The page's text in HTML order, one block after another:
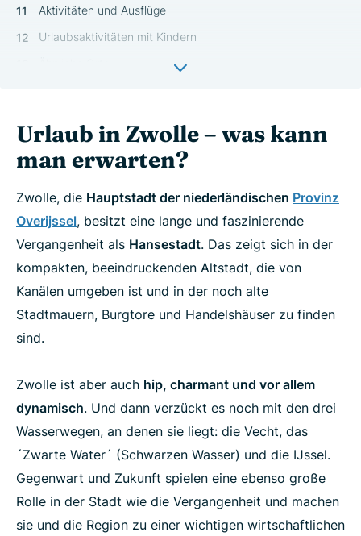
Aktivitäten und Ausflüge
Urlaubsaktivitäten mit Kindern
Urlaub in Zwolle – was kann
man erwarten?
Zwolle, die Hauptstadt der niederländischen Provinz
Overijssel, besitzt eine lange und faszinierende
Vergangenheit als Hansestadt. Das zeigt sich in der
kompakten, beeindruckenden Altstadt, die von
Kanälen umgeben ist und in der noch alte
Stadtmauern, Burgtore und Handelshäuser zu finden
sind.
Zwolle ist aber auch hip, charmant und vor allem
dynamisch. Und dann verzückt es noch mit den drei
Wasserwegen, an denen sie liegt: die Vecht, das
´Zwarte Water´ (Schwarzen Wasser) und die IJssel.
Gegenwart und Zukunft spielen eine ebenso große
Rolle in der Stadt wie die Vergangenheit und machen
sie und die Region zu einer wichtigen wirtschaftlichen